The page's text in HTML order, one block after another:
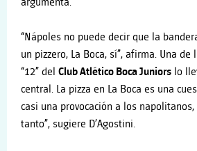
“Nápoles no puede decir que la
un pizzero, La Boca, sí”, afirma. Una
“12” del Club Atlético Boca Juniors lo
central. La pizza en La Boca es una
casi una provocación a los
tanto”, sugiere D’Agostini.